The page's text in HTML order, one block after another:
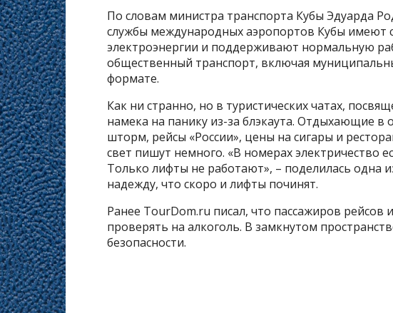
По словам министра транспорта Кубы Эдуарда
службы международных аэропортов Кубы имеют
электроэнергии и поддерживают нормальную
общественный транспорт, включая
формате.
Как ни странно, но в туристических чатах,
намека на панику из-за блэкаута. Отдыхающие
шторм, рейсы «России», цены на сигары и
свет пишут немного. «В номерах электричество
Только лифты не работают», – поделилась одна
надежду, что скоро и лифты починят.
Ранее TourDom.ru писал, что пассажиров рейсов
проверять на алкоголь. В замкнутом
безопасности.